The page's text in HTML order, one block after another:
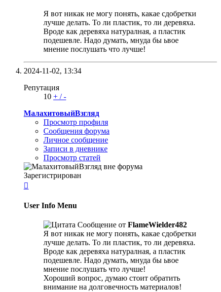
Я вот никак не могу понять, какае сдобретки
лучше делать. То ли пластик, то ли деревяха.
Вроде как деревяха натуралная, а пластик
подешевле. Надо думать, мнуда бы ьвое
мнение послушать что лучше!
2024-11-02, 13:34
Репутация
10 + /-
МалахитовыйВзгляд
Просмотр профиля
Сообщения форума
Личное сообщение
Записи в дневнике
Просмотр статей
Зарегистрирован

User Info Menu
Сообщение от FlameWielder482
Я вот никак не могу понять, какае сдобретки
лучше делать. То ли пластик, то ли деревяха.
Вроде как деревяха натуралная, а пластик
подешевле. Надо думать, мнуда бы ьвое
мнение послушать что лучше!
Хороший вопрос, думаю стоит обратить
внимание на долговечность материалов!